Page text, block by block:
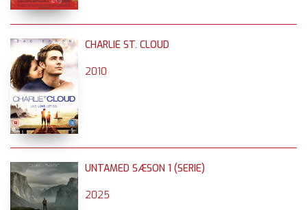
CHARLIE ST. CLOUD
2010
UNTAMED SÆSON 1 (SERIE)
2025